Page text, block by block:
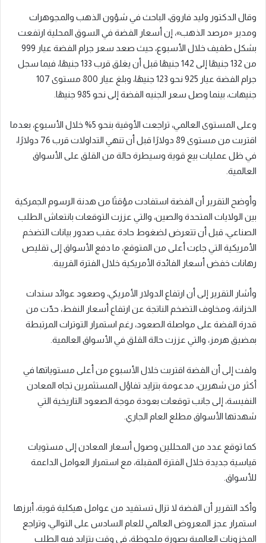
وقال الدكتور وليد فاروق، الباحث في شؤون الذهب والمجوهرات
ومدير «مرصد الذهب»، إن أسعار الفضة في السوق المحلية ارتفعت
بشكل طفيف خلال الأسبوع، حيث صعد سعر جرام الفضة عيار 999
من 132 جنيهًا إلى 142 جنيهًا قبل أن يغلق قرب 133 جنيهًا، فيما سجل
جرام الفضة عيار 925 نحو 123 جنيهًا، وبلغ عيار 800 مستوى 107
جنيهات، بينما وصل سعر الجنيه الفضة إلى نحو 985 جنيهًا.
وعلى المستوى العالمي، تراجعت الأوقية بنحو 5% خلال الأسبوع، بعدما
اقتربت من مستوى 89 دولارًا قبل أن تنهي التداولات قرب 76 دولارًا،
في ظل عمليات بيع قوية وسيطرة حالة من القلق على الأسواق
العالمية.
وأوضح التقرير أن الفضة استفادت مؤقتًا من هدنة الرسوم الجمركية
بين الولايات المتحدة والصين، والتي عززت التوقعات بانتعاش الطلب
الصناعي، قبل أن تتعرض لضغوط حادة عقب صدور بيانات التضخم
الأمريكية التي جاءت أعلى من المتوقع، ما دفع الأسواق إلى تقليص
رهانات خفض أسعار الفائدة الأمريكية خلال الفترة القريبة.
وأشار التقرير إلى أن ارتفاع الدولار الأمريكي، وصعود عوائد سندات
الخزانة، ومخاوف التضخم الناتجة عن ارتفاع أسعار النفط، حدّت من
قدرة الفضة على مواصلة الصعود، رغم استمرار التوترات المرتبطة
بمضيق هرمز، والتي عززت حالة القلق في الأسواق العالمية.
ولفت إلى أن الفضة اقتربت خلال الأسبوع من أعلى مستوياتها في
أكثر من شهرين، مدعومة بتزايد تفاؤل المستثمرين تجاه المعادن
النفيسة، إلى جانب توقعات بعودة موجة الصعود التاريخية التي
شهدتها الأسواق مطلع العام الجاري.
كما توقع عدد من المحللين وصول أسعار المعادن إلى مستويات
قياسية جديدة خلال الفترة المقبلة، مع استمرار العوامل الداعمة
للأسواق.
وأكد التقرير أن الفضة لا تزال تستفيد من عوامل هيكلية قوية، أبرزها
استمرار عجز المعروض العالمي للعام السادس على التوالي، وتراجع
المخزونات العالمية بصورة ملحوظة، في وقت يتزايد فيه الطلب